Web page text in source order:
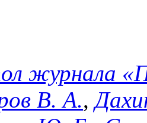
журнала
В. А.,